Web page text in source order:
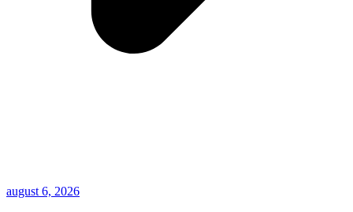
august 6, 2026